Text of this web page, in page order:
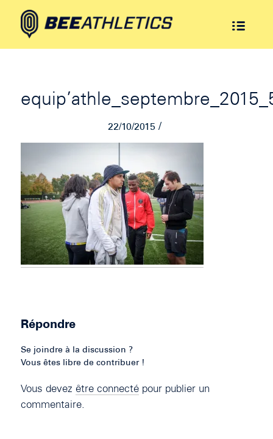
22/10/2015 /
Répondre
Se joindre à la discussion ?
Vous êtes libre de contribuer !
Vous devez être connectépour publier un
commentaire.